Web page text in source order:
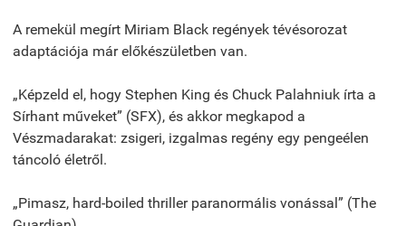
A remekül megírt Miriam Black regények tévésorozat
adaptációja már előkészületben van.
„Képzeld el, hogy Stephen King és Chuck Palahniuk írta a
Sírhant műveket” (SFX), és akkor megkapod a
Vészmadarakat: zsigeri, izgalmas regény egy pengeélen
táncoló életről.
„Pimasz, hard-boiled thriller paranormális vonással” (The